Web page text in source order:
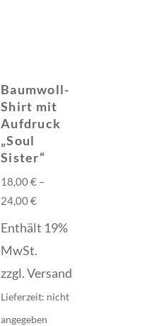
Baumwoll-
Shirt mit
Aufdruck
„Soul
Sister“
18,00€ –
24,00€
Enthält 19%
MwSt.
zzgl.Versand
Lieferzeit: nicht
angegeben